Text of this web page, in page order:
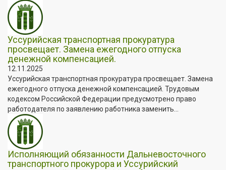
Уссурийская транспортная прокуратура
просвещает. Замена ежегодного отпуска
денежной компенсацией.
12.11.2025
Уссурийская транспортная прокуратура просвещает. Замена
ежегодного отпуска денежной компенсацией. Трудовым
кодексом Российской Федерации предусмотрено право
работодателя по заявлению работника заменить...
Исполняющий обязанности Дальневосточного
транспортного прокурора и Уссурийский